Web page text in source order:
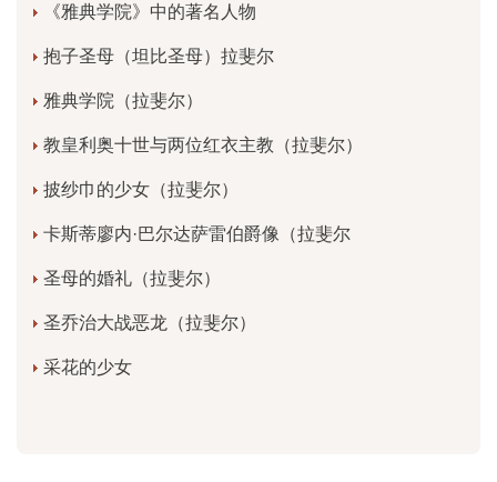
《雅典学院》中的著名人物
抱子圣母（坦比圣母）拉斐尔
雅典学院（拉斐尔）
教皇利奥十世与两位红衣主教（拉斐尔）
披纱巾的少女（拉斐尔）
卡斯蒂廖内·巴尔达萨雷伯爵像（拉斐尔
圣母的婚礼（拉斐尔）
圣乔治大战恶龙（拉斐尔）
采花的少女